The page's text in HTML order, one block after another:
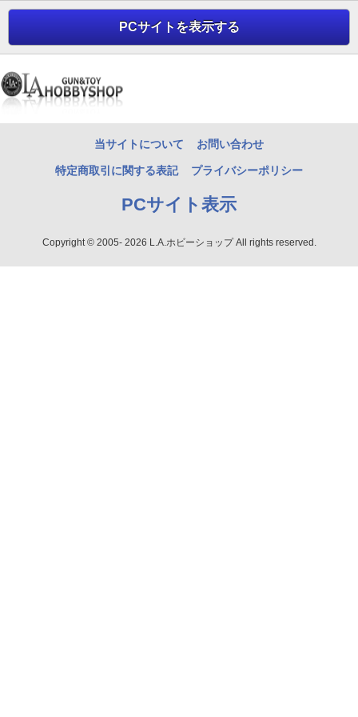
PCサイトを表示する
当サイトについて お問い合わせ
特定商取引に関する表記 プライバシーポリシー
PCサイト表示
Copyright © 2005- 2026 L.A.ホビーショップ All rights reserved.